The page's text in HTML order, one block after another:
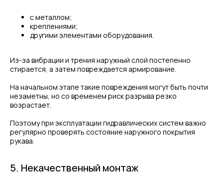
с металлом;
креплениями;
другими элементами оборудования.
Из-за вибрации и трения наружный слой постепенно
стирается, а затем повреждается армирование.
На начальном этапе такие повреждения могут быть почти
незаметны, но со временем риск разрыва резко
возрастает.
Поэтому при эксплуатации гидравлических систем важно
регулярно проверять состояние наружного покрытия
рукава.
5. Некачественный монтаж